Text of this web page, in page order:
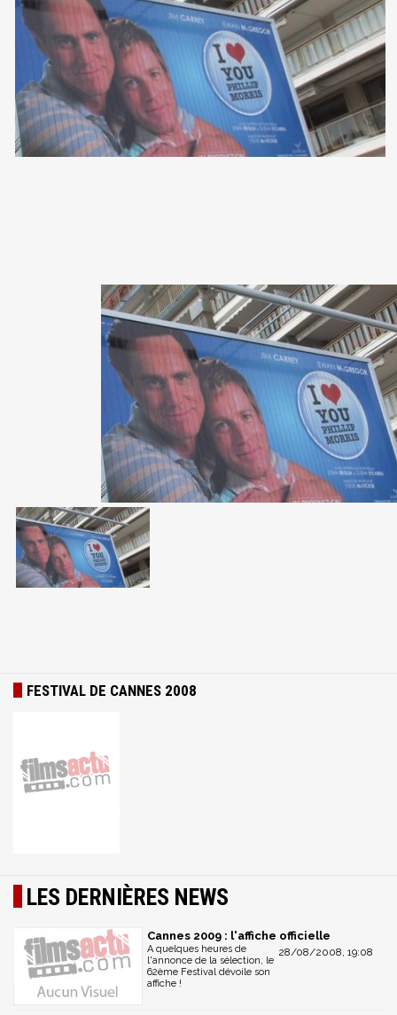
FESTIVAL DE CANNES 2008
LES DERNIÈRES NEWS
Cannes 2009 : l'affiche officielle
28/08/2008, 19:08
A quelques heures de
l'annonce de la sélection, le
62ème Festival dévoile son
affiche !